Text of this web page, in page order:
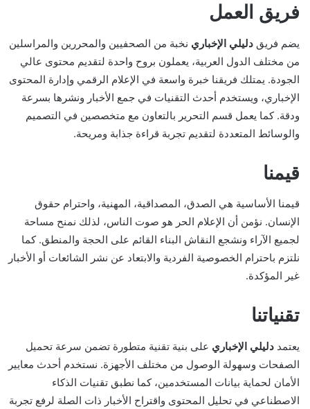
فريق العمل
يضم فريق دليلي الإخباري نخبة من الصحفيين والمحررين والمراسلين
من مختلف الدول العربية، يعملون بروح واحدة لتقديم محتوى عالي
الجودة. يمتلك فريقنا خبرة واسعة في الإعلام الرقمي وإدارة المحتوى
الإخباري، ويستخدم أحدث التقنيات في جمع الأخبار ونشرها بسرعة
ودقة. كما يعمل قسم التحرير بالتعاون مع متخصصين في التصميم
والوسائط المتعددة لتقديم تجربة قراءة جذابة ومريحة.
قيمنا
قيمنا الأساسية هي الصدق، المصداقية، المهنية، واحترام حقوق
الإنسان. نؤمن أن الإعلام الحر هو صوت الناس، لذلك نمنح مساحة
لجميع الآراء ونشجع النقاش البناء القائم على الحجة والمنطق. كما
نلتزم باحترام الخصوصية الفردية والابتعاد عن نشر الشائعات أو الأخبار
غير المؤكدة.
تقنياتنا
يعتمد دليلي الإخباري على بنية تقنية متطورة تضمن سرعة تحميل
الصفحات وسهولة الوصول من مختلف الأجهزة. نستخدم أحدث معايير
الأمان لحماية بيانات المستخدمين، كما نطبق تقنيات الذكاء
الاصطناعي في تحليل المحتوى واقتراح الأخبار ذات الصلة لرفع تجربة